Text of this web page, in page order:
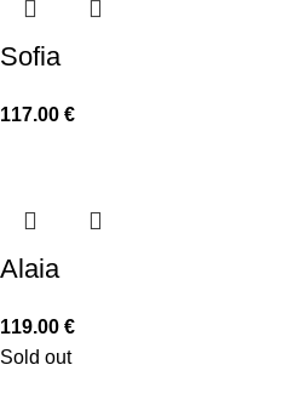
Sofia
117.00 €
Alaia
119.00 €
Sold out